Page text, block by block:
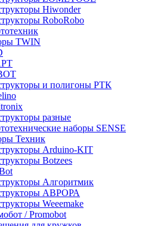
Hiwonder
RoboRobo
TWIN
и полигоны РТК
разные
наборы SENSE
Техник
Arduino-KIT
Botzees
Алгоритмик
АВРОРА
Weeemake
/ Promobot